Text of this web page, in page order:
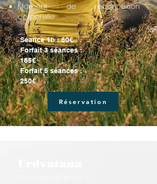
Moment de reconnexion
corporelle
Séance 1h : 60€
Forfait 3 séances :
165€
Forfait 5 séances :
250€
Réservation